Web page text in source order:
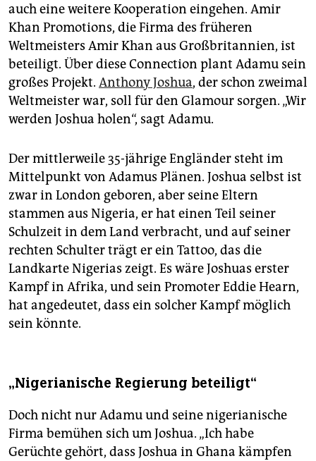
auch eine weitere Kooperation eingehen. Amir
Khan Promotions, die Firma des früheren
Weltmeisters Amir Khan aus Großbritannien, ist
beteiligt. Über diese Connection plant Adamu sein
großes Projekt. Anthony Joshua, der schon zweimal
Weltmeister war, soll für den Glamour sorgen. „Wir
werden Joshua holen“, sagt Adamu.
Der mittlerweile 35-jährige Engländer steht im
Mittelpunkt von Adamus Plänen. Joshua selbst ist
zwar in London geboren, aber seine Eltern
stammen aus Nigeria, er hat einen Teil seiner
Schulzeit in dem Land verbracht, und auf seiner
rechten Schulter trägt er ein Tattoo, das die
Landkarte Nigerias zeigt. Es wäre Joshuas erster
Kampf in Afrika, und sein Promoter Eddie Hearn,
hat angedeutet, dass ein solcher Kampf möglich
sein könnte.
„Nigerianische Regierung beteiligt“
Doch nicht nur Adamu und seine nigerianische
Firma bemühen sich um Joshua. „Ich habe
Gerüchte gehört, dass Joshua in Ghana kämpfen